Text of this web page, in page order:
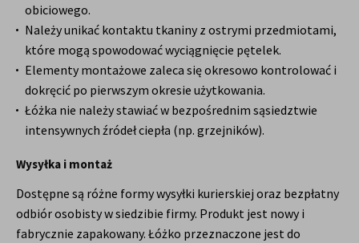
obiciowego.
Należy unikać kontaktu tkaniny z ostrymi przedmiotami,
które mogą spowodować wyciągnięcie pętelek.
Elementy montażowe zaleca się okresowo kontrolować i
dokręcić po pierwszym okresie użytkowania.
Łóżka nie należy stawiać w bezpośrednim sąsiedztwie
intensywnych źródeł ciepła (np. grzejników).
Wysyłka i montaż
Dostępne są różne formy wysyłki kurierskiej oraz bezpłatny
odbiór osobisty w siedzibie firmy. Produkt jest nowy i
fabrycznie zapakowany. Łóżko przeznaczone jest do